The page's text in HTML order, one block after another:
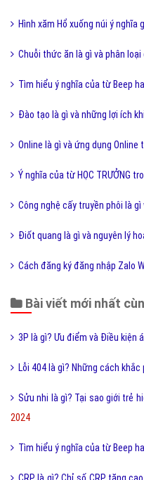
Hình xăm Hổ xuống núi ý nghĩa
Chuỗi thức ăn là gì và phân
Tìm hiểu ý nghĩa của từ Beep
Đào tạo là gì và những lợi ích
Online là gì và ứng dụng Online
Ý nghĩa của từ HỌC TRƯỞNG
Công nghệ cấy truyền phôi là
Điốt quang là gì và nguyên lý
Cách đăng ký đăng nhập Zalo
Bài viết mới nhất
3P là gì? Ưu điểm và Điều kiện
Lỗi 404 là gì? Những cách khắc
Sửu nhi là gì? Tại sao giới trẻ
2024
Tìm hiểu ý nghĩa của từ Beep
CRP là gì? Chỉ số CRP tăng